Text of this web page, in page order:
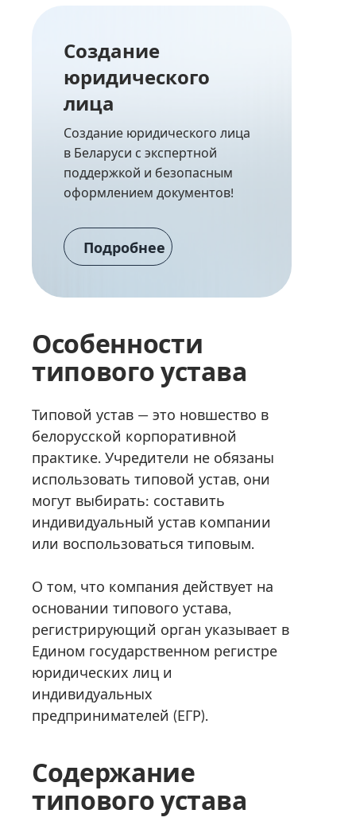
Создание
юридического
лица
Создание юридического лица
в Беларуси с экспертной
поддержкой и безопасным
оформлением документов!
Подробнее
Особенности
типового устава
Типовой устав — это новшество в
белорусской корпоративной
практике. Учредители не обязаны
использовать типовой устав, они
могут выбирать: составить
индивидуальный устав компании
или воспользоваться типовым.
О том, что компания действует на
основании типового устава,
регистрирующий орган указывает в
Едином государственном регистре
юридических лиц и
индивидуальных
предпринимателей (ЕГР).
Содержание
типового устава